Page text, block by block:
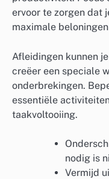
ervoor te zorgen dat
maximale
Afleidingen kunnen
creëer een speciale
onderbrekingen.
essentiële
taakvoltooiing.
nodig is
Vermijd